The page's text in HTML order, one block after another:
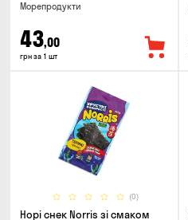
Морепродукти
43,00
грн за 1 шт
(0)
Норі снек Norris зі смаком